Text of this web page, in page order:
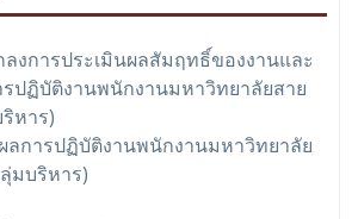
งการประเมินผลสัมฤทธิ์ของงานและ
ปฏิบัติงานพนักงานมหาวิทยาลัยสาย
หาร)
ลการปฏิบัติงานพนักงานมหาวิทยาลัย
มบริหาร)